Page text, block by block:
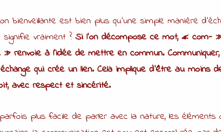
bienveillante est bien plus qu’une simple manière
vraiment ? Si l’on décompose ce mot, «
renvoie à l’idée de mettre en commun.
qui crée un lien. Cela implique d’être au moins
avec respect et sincérité.
plus facile de parler avec la nature, les éléments